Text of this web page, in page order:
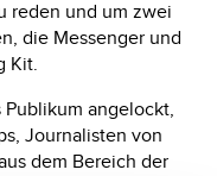
reden und um zwei
die Messenger und
Kit.
Publikum angelockt,
Journalisten von
dem Bereich der